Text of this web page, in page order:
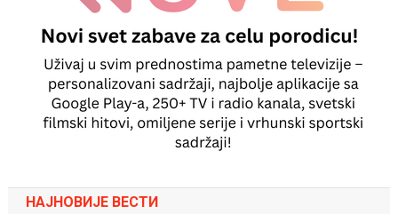
НАЈНОВИЈЕ ВЕСТИ